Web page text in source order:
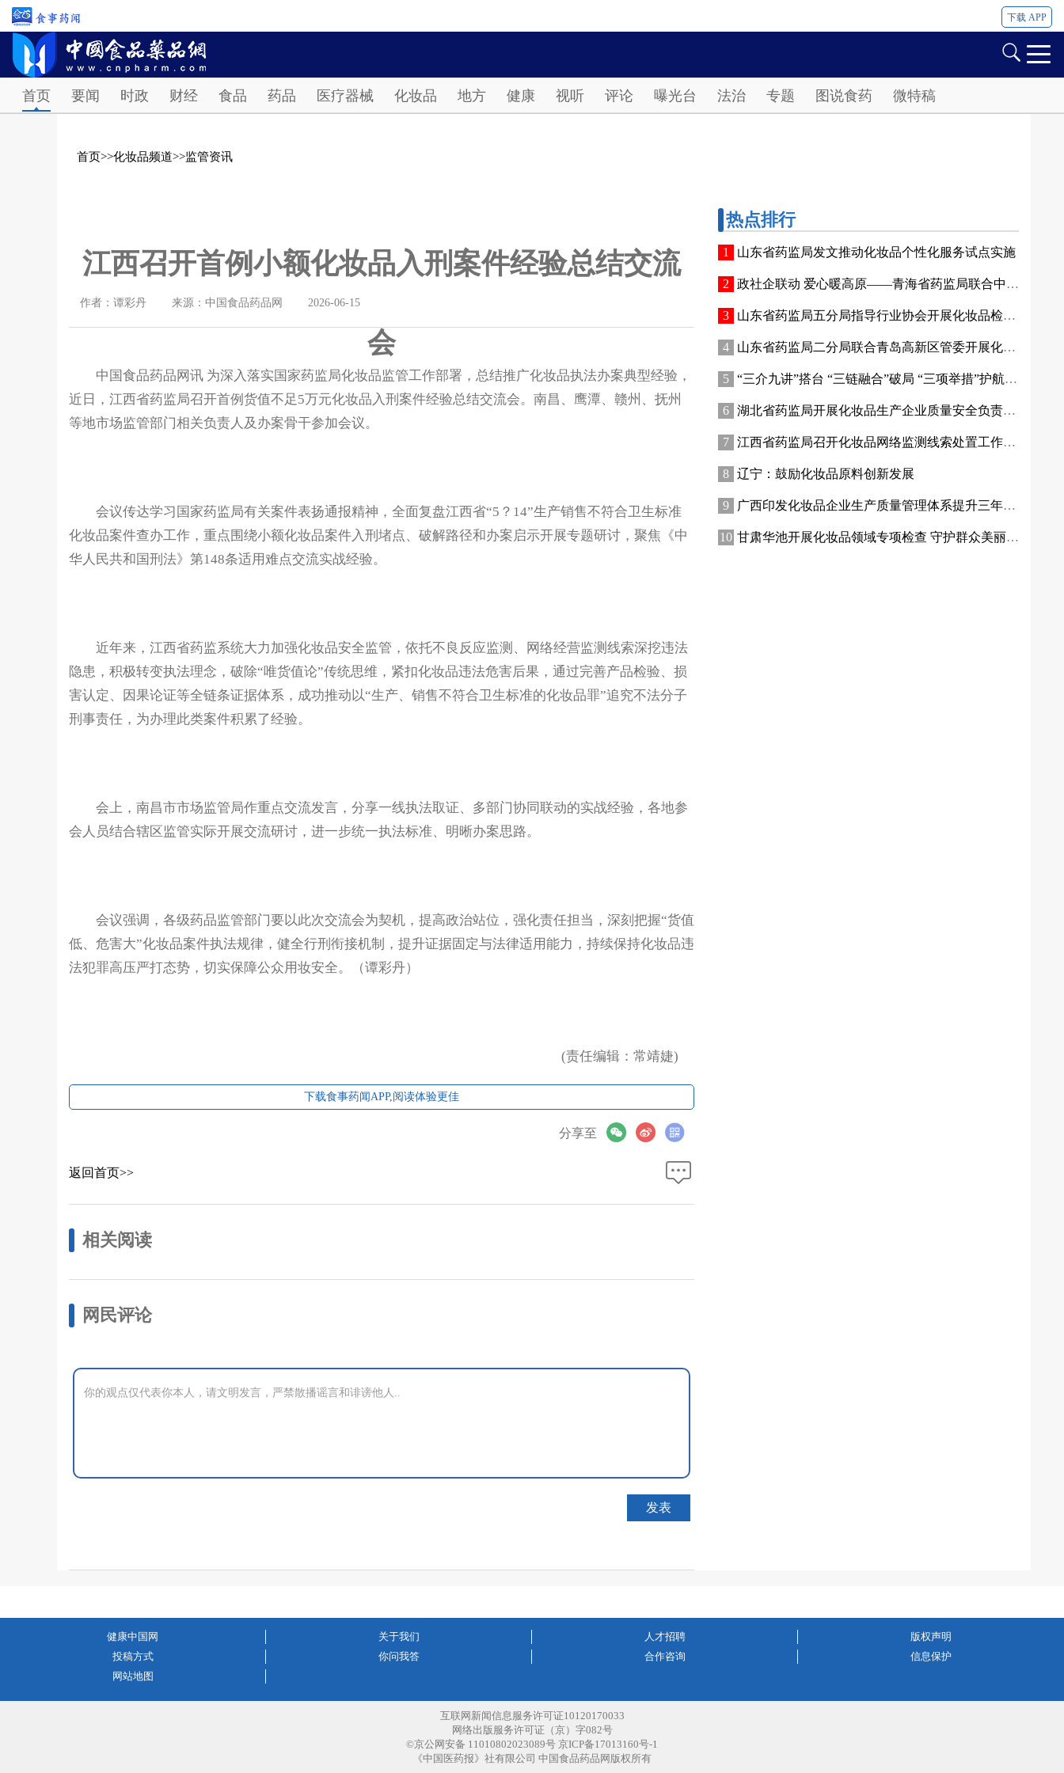
下载 APP
首页 要闻 时政 财经 食品 药品 医疗器械 化妆品 地方 健康 视听 评论 曝光台 法治 专题 图说食药 微特稿
首页>>化妆品频道>>监管资讯
江西召开首例小额化妆品入刑案件经验总结交流
会
作者：谭彩丹 来源：中国食品药品网 2026-06-15
中国食品药品网讯 为深入落实国家药监局化妆品监管工作部署，总结推广化妆品执法办案典型经验，
近日，江西省药监局召开首例货值不足5万元化妆品入刑案件经验总结交流会。南昌、鹰潭、赣州、抚州
等地市场监管部门相关负责人及办案骨干参加会议。
会议传达学习国家药监局有关案件表扬通报精神，全面复盘江西省“5？14”生产销售不符合卫生标准
化妆品案件查办工作，重点围绕小额化妆品案件入刑堵点、破解路径和办案启示开展专题研讨，聚焦《中
华人民共和国刑法》第148条适用难点交流实战经验。
近年来，江西省药监系统大力加强化妆品安全监管，依托不良反应监测、网络经营监测线索深挖违法
隐患，积极转变执法理念，破除“唯货值论”传统思维，紧扣化妆品违法危害后果，通过完善产品检验、损
害认定、因果论证等全链条证据体系，成功推动以“生产、销售不符合卫生标准的化妆品罪”追究不法分子
刑事责任，为办理此类案件积累了经验。
会上，南昌市市场监管局作重点交流发言，分享一线执法取证、多部门协同联动的实战经验，各地参
会人员结合辖区监管实际开展交流研讨，进一步统一执法标准、明晰办案思路。
会议强调，各级药品监管部门要以此次交流会为契机，提高政治站位，强化责任担当，深刻把握“货值
低、危害大”化妆品案件执法规律，健全行刑衔接机制，提升证据固定与法律适用能力，持续保持化妆品违
法犯罪高压严打态势，切实保障公众用妆安全。（谭彩丹）
(责任编辑：常靖婕)
下载食事药闻APP,阅读体验更佳
分享至
返回首页>>
相关阅读
网民评论
热点排行
山东省药监局发文推动化妆品个性化服务试点实施
政社企联动 爱心暖高原——青海省药监局联合中国香料香精化妆品工业协会开展公益捐赠活动
山东省药监局五分局指导行业协会开展化妆品检验实操专项培训
山东省药监局二分局联合青岛高新区管委开展化妆品新原料注册备案赋能专题交流活动
“三介九讲”搭台 “三链融合”破局 “三项举措”护航——青海高原特色化妆品原料产业迈出实质性步伐
湖北省药监局开展化妆品生产企业质量安全负责人专题培训暨现场观摩活动
江西省药监局召开化妆品网络监测线索处置工作推进会
辽宁：鼓励化妆品原料创新发展
广西印发化妆品企业生产质量管理体系提升三年行动方案
甘肃华池开展化妆品领域专项检查 守护群众美丽消费安全
健康中国网 关于我们 人才招聘
版权声明
投稿方式
你问我答 合作咨询
信息保护
网站地图
互联网新闻信息服务许可证10120170033
网络出版服务许可证（京）字082号
©京公网安备 11010802023089号 京ICP备17013160号-1
《中国医药报》社有限公司 中国食品药品网版权所有